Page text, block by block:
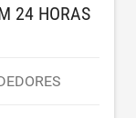
24 HORAS